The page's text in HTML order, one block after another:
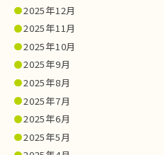
2025年12月
2025年11月
2025年10月
2025年9月
2025年8月
2025年7月
2025年6月
2025年5月